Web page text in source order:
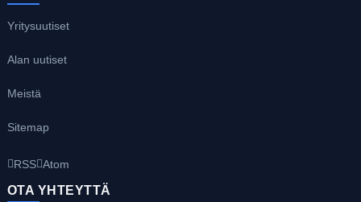
Yritysuutiset
Alan uutiset
Meistä
Sitemap
RSS Atom
OTA YHTEYTTÄ